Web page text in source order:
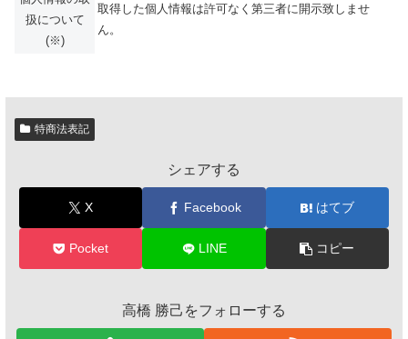
扱について
(※)
取得した個人情報は許可なく第三者に開示致しませ
ん。
特商法表記
シェアする
X Facebook はてブ
Pocket LINE コピー
高橋 勝己をフォローする